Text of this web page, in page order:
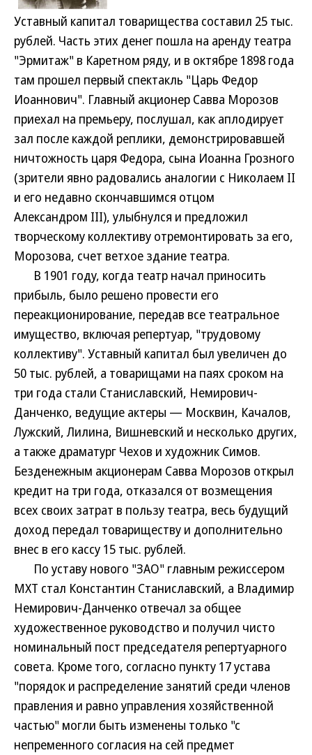
Уставный капитал товарищества составил 25 тыс.
рублей. Часть этих денег пошла на аренду театра
"Эрмитаж" в Каретном ряду, и в октябре 1898 года
там прошел первый спектакль "Царь Федор
Иоаннович". Главный акционер Савва Морозов
приехал на премьеру, послушал, как аплодирует
зал после каждой реплики, демонстрировавшей
ничтожность царя Федора, сына Иоанна Грозного
(зрители явно радовались аналогии с Николаем II
и его недавно скончавшимся отцом
Александром III), улыбнулся и предложил
творческому коллективу отремонтировать за его,
Морозова, счет ветхое здание театра.
В 1901 году, когда театр начал приносить
прибыль, было решено провести его
переакционирование, передав все театральное
имущество, включая репертуар, "трудовому
коллективу". Уставный капитал был увеличен до
50 тыс. рублей, а товарищами на паях сроком на
три года стали Станиславский, Немирович-
Данченко, ведущие актеры — Москвин, Качалов,
Лужский, Лилина, Вишневский и несколько других,
а также драматург Чехов и художник Симов.
Безденежным акционерам Савва Морозов открыл
кредит на три года, отказался от возмещения
всех своих затрат в пользу театра, весь будущий
доход передал товариществу и дополнительно
внес в его кассу 15 тыс. рублей.
По уставу нового "ЗАО" главным режиссером
МХТ стал Константин Станиславский, а Владимир
Немирович-Данченко отвечал за общее
художественное руководство и получил чисто
номинальный пост председателя репертуарного
совета. Кроме того, согласно пункту 17 устава
"порядок и распределение занятий среди членов
правления и равно управления хозяйственной
частью" могли быть изменены только "с
непременного согласия на сей предмет